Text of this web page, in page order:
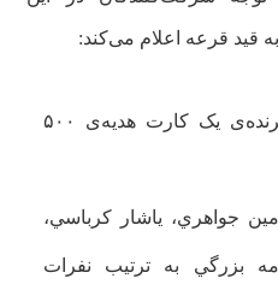
قید قرعه اعلام می‌کند:
نفر اول: ميلاد حامدي برنده‌ی یک کارت هدیه‌ی ۵۰۰
جواهري، ياشار کرباسي،
بزرگي به ترتیب نفرات